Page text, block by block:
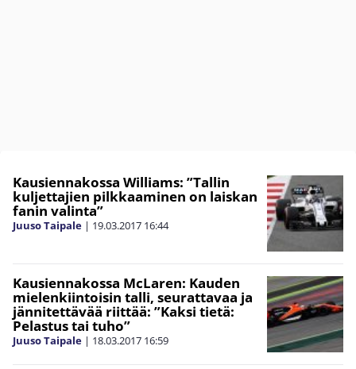
Kausiennakossa Williams: ”Tallin
kuljettajien pilkkaaminen on laiskan
fanin valinta”
Juuso Taipale | 19.03.2017 16:44
Kausiennakossa McLaren: Kauden
mielenkiintoisin talli, seurattavaa ja
jännitettävää riittää: ”Kaksi tietä:
Pelastus tai tuho”
Juuso Taipale | 18.03.2017 16:59